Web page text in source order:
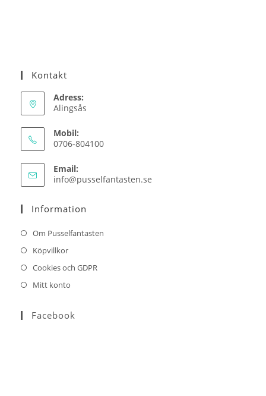
Kontakt
Adress:
Alingsås
Mobil:
0706-804100
Email:
info@pusselfantasten.se
Information
Om Pusselfantasten
Köpvillkor
Cookies och GDPR
Mitt konto
Facebook